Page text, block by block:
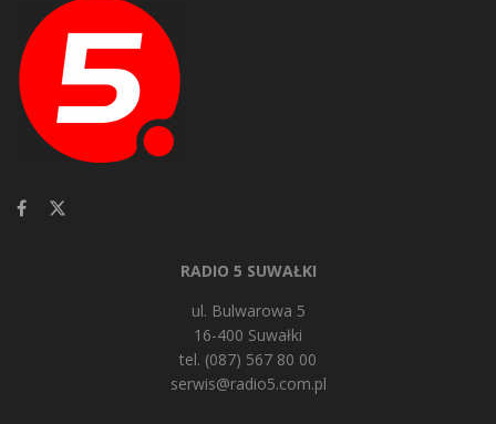
RADIO 5 SUWAŁKI
ul. Bulwarowa 5
16-400 Suwałki
tel. (087) 567 80 00
serwis@radio5.com.pl